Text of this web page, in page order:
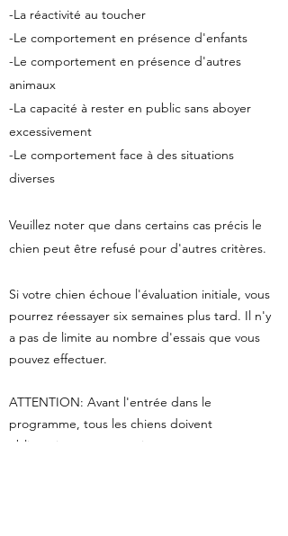
-La réactivité au toucher
-Le comportement en présence d'enfants
-Le comportement en présence d'autres
animaux
-La capacité à rester en public sans aboyer
excessivement
-Le comportement face à des situations
diverses
Veuillez noter que dans certains cas précis le
chien peut être refusé pour d'autres critères.
Si votre chien échoue l'évaluation initiale, vous
pourrez réessayer six semaines plus tard. Il n'y
a pas de limite au nombre d'essais que vous
pouvez effectuer.
ATTENTION: Avant l'entrée dans le
programme, tous les chiens doivent
obligatoirement être micropucés, être